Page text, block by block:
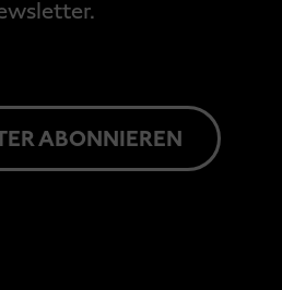
ABONNIEREN